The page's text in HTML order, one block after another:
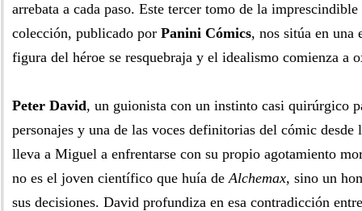
arrebata a cada paso. Este tercer tomo de la
colección, publicado por Panini Cómics, nos sitúa en una
figura del héroe se resquebraja y el idealismo comienza a
Peter David, un guionista con un instinto casi quirúrgico
personajes y una de las voces definitorias del cómic desde
lleva a Miguel a enfrentarse con su propio agotamiento
no es el joven científico que huía deAlchemax, sino un
sus decisiones. David profundiza en esa contradicción